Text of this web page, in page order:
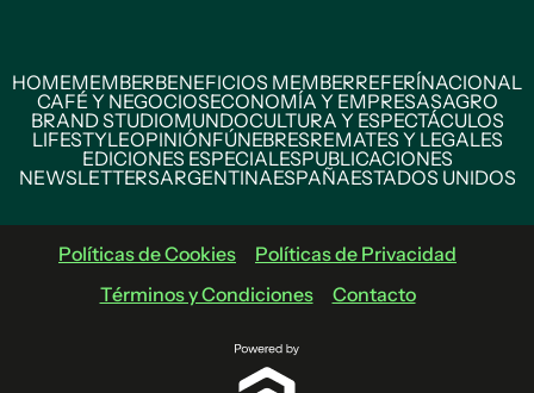
HOMEMEMBERBENEFICIOS MEMBERREFERÍNACIONAL
CAFÉ Y NEGOCIOSECONOMÍA Y EMPRESASAGRO
BRAND STUDIOMUNDOCULTURA Y ESPECTÁCULOS
LIFESTYLEOPINIÓNFÚNEBRESREMATES Y LEGALES
EDICIONES ESPECIALESPUBLICACIONES
NEWSLETTERSARGENTINAESPAÑAESTADOS UNIDOS
Políticas de Cookies
Políticas de Privacidad
Términos y Condiciones
Contacto